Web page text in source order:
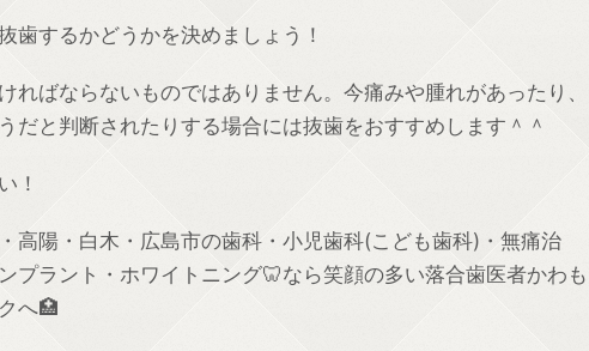
歯するかどうかを決めましょう！
ればならないものではありません。今痛みや腫れがあったり、
だと判断されたりする場合には抜歯をおすすめします＾＾
！
高陽・白木・広島市の歯科・小児歯科(こども歯科)・無痛治
プラント・ホワイトニング🦷なら笑顔の多い落合歯医者かわも
へ🏥